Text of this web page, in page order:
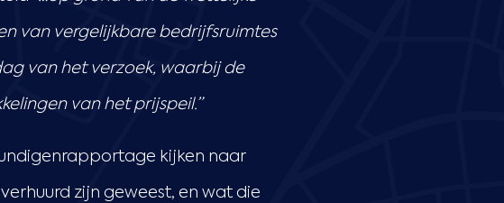
van vergelijkbare bedrijfsruimtes
van het verzoek, waarbij de
van het prijspeil.”
kijken naar
zijn geweest, en wat die